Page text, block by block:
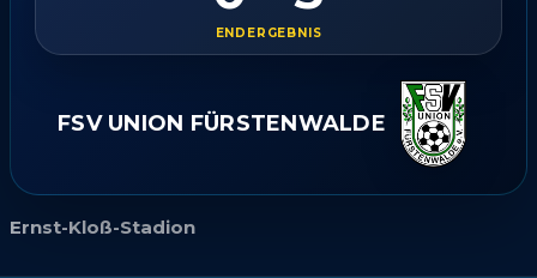
ENDERGEBNIS
FSV UNION FÜRSTENWALDE
Ernst-Kloß-Stadion